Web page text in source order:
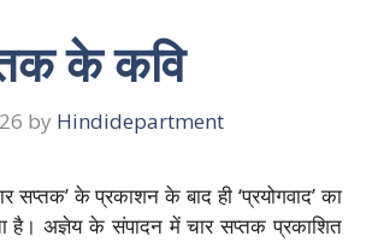
के कवि
by Hindidepartment
सप्तक’ के प्रकाशन के बाद ही ‘प्रयोगवाद’ का
है। अज्ञेय के संपादन में चार सप्तक प्रकाशित